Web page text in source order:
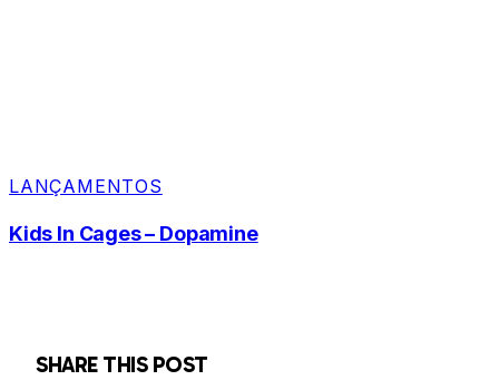
LANÇAMENTOS
Kids In Cages – Dopamine
SHARE THIS POST